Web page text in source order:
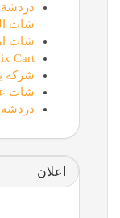
دردشة
شات
شات
Cart
شركة
شات
اعلان